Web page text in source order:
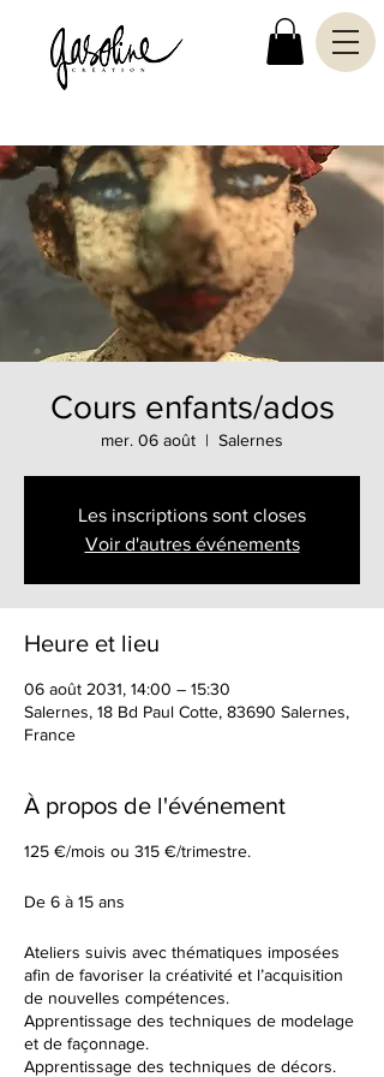
Cours enfants/ados
mer. 06 août
  |
Salernes
Les inscriptions sont closes
Voir d'autres événements
Heure et lieu
06 août 2031, 14:00 – 15:30
Salernes, 18 Bd Paul Cotte, 83690 Salernes,
France
À propos de l'événement
125 €/mois ou 315 €/trimestre.
De 6 à 15 ans
Ateliers suivis avec thématiques imposées
afin de favoriser la créativité et l’acquisition
de nouvelles compétences.
Apprentissage des techniques de modelage
et de façonnage.
Apprentissage des techniques de décors.